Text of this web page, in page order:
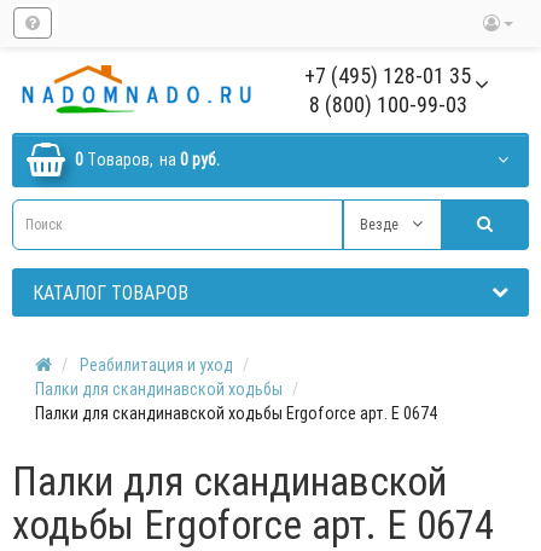
+7 (495) 128-01 35
8 (800) 100-99-03
0 Tоваров, на 0 руб.
Везде
КАТАЛОГ ТОВАРОВ
Реабилитация и уход
Палки для скандинавской ходьбы
Палки для скандинавской ходьбы Ergoforce арт. Е 0674
Палки для скандинавской
ходьбы Ergoforce арт. Е 0674